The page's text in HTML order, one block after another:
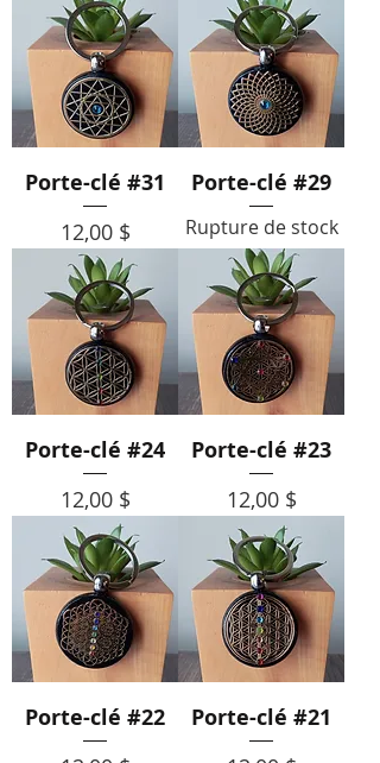
Porte-clé #31
Prix
12,00 $
Porte-clé #29
Rupture de stock
Porte-clé #24
Prix
12,00 $
Porte-clé #23
Prix
12,00 $
Porte-clé #22 Porte-clé #21